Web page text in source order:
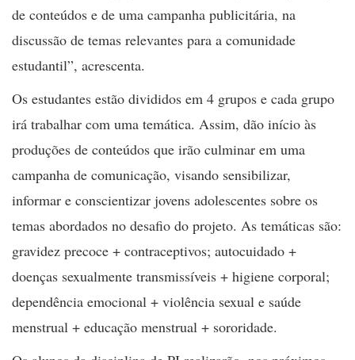
de conteúdos e de uma campanha publicitária, na
discussão de temas relevantes para a comunidade
estudantil”, acrescenta.
Os estudantes estão divididos em 4 grupos e cada grupo
irá trabalhar com uma temática. Assim, dão início às
produções de conteúdos que irão culminar em uma
campanha de comunicação, visando sensibilizar,
informar e conscientizar jovens adolescentes sobre os
temas abordados no desafio do projeto. As temáticas são:
gravidez precoce + contraceptivos; autocuidado +
doenças sexualmente transmissíveis + higiene corporal;
dependência emocional + violência sexual e saúde
menstrual + educação menstrual + sororidade.